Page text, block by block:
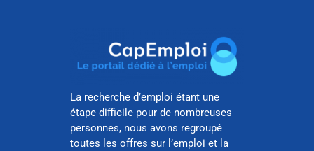
La recherche d’emploi étant une
étape difficile pour de nombreuses
personnes, nous avons regroupé
toutes les offres sur l’emploi et la